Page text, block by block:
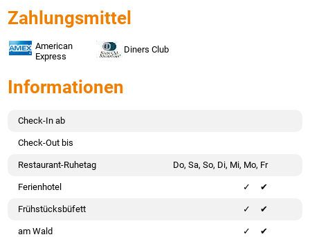
Zahlungsmittel
American
Express
Diners Club
Informationen
Check-In ab
Check-Out bis
Restaurant-Ruhetag Do, Sa, So, Di, Mi, Mo, Fr
Ferienhotel ✔
Frühstücksbüfett ✔
am Wald ✔